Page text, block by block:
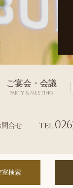
ご宴会・会議
PARTY & MEETING
問合せ tel.